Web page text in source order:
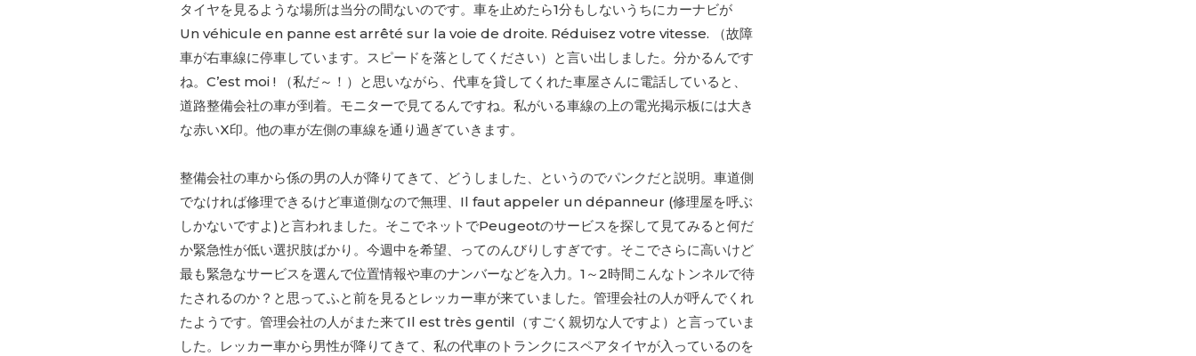
タイヤを見るような場所は当分の間ないのです。車を止めたら1分もしないうちにカーナビが
Un véhicule en panne est arrêté sur la voie de droite. Réduisez votre vitesse. （故障
車が右車線に停車しています。スピードを落としてください）と言い出しました。分かるんです
ね。C’est moi ! （私だ～！）と思いながら、代車を貸してくれた車屋さんに電話していると、
道路整備会社の車が到着。モニターで見てるんですね。私がいる車線の上の電光掲示板には大き
な赤いX印。他の車が左側の車線を通り過ぎていきます。
整備会社の車から係の男の人が降りてきて、どうしました、というのでパンクだと説明。車道側
でなければ修理できるけど車道側なので無理、Il faut appeler un dépanneur (修理屋を呼ぶ
しかないですよ)と言われました。そこでネットでPeugeotのサービスを探して見てみると何だ
か緊急性が低い選択肢ばかり。今週中を希望、ってのんびりしすぎです。そこでさらに高いけど
最も緊急なサービスを選んで位置情報や車のナンバーなどを入力。1～2時間こんなトンネルで待
たされるのか？と思ってふと前を見るとレッカー車が来ていました。管理会社の人が呼んでくれ
たようです。管理会社の人がまた来てIl est très gentil（すごく親切な人ですよ）と言っていま
した。レッカー車から男性が降りてきて、私の代車のトランクにスペアタイヤが入っているのを